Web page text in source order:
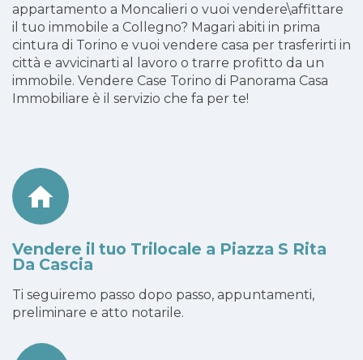
appartamento a Moncalieri o vuoi vendere\affittare
il tuo immobile a Collegno? Magari abiti in prima
cintura di Torino e vuoi vendere casa per trasferirti in
città e avvicinarti al lavoro o trarre profitto da un
immobile. Vendere Case Torino di Panorama Casa
Immobiliare è il servizio che fa per te!
Vendere il tuo Trilocale a Piazza S Rita
Da Cascia
Ti seguiremo passo dopo passo, appuntamenti,
preliminare e atto notarile.